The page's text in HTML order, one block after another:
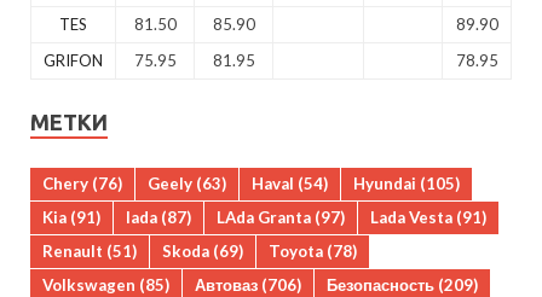
TES
81.50 85.90
89.90
GRIFON
75.95 81.95 78.95
МЕТКИ
Chery (76) Geely (63) Haval (54) Hyundai (105)
Kia (91) lada (87) LAda Granta (97) Lada Vesta (91)
Renault (51) Skoda (69) Toyota (78)
Volkswagen (85) Автоваз (706) Безопасность (209)